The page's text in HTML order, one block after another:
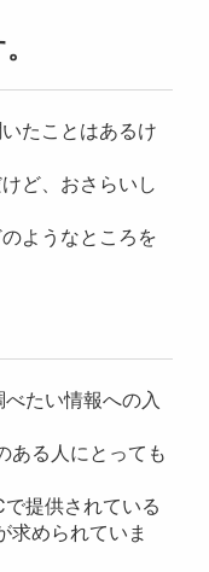
たことはあるけ
ど、おさらいし
ようなところを
たい情報への入
ある人にとっても
提供されている
求められていま